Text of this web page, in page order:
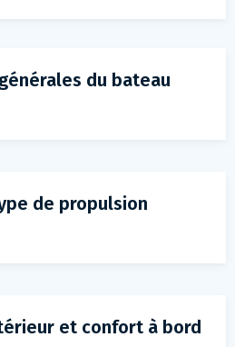
du bateau
de propulsion
et confort à bord